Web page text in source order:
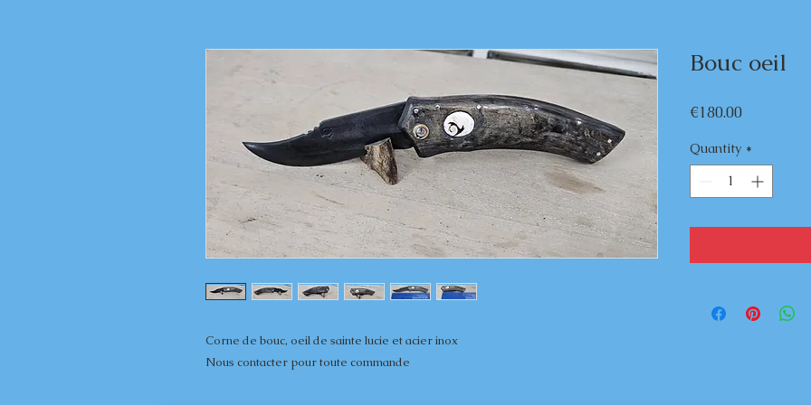
Corne de bouc, oeil de sainte lucie et acier inox
Nous contacter pour toute commande
Bouc oeil
€180.00Price
Quantity *